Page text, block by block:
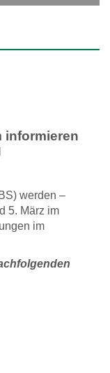
informieren
werden –
5. März im
im